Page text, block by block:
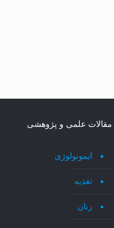
مقالات علمی و پژوهشی
ایمونولوژی
تغذیه
زنان